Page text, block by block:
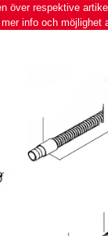
över respektive
info och möjlighet